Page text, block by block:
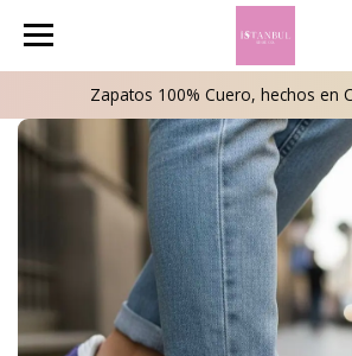
Zapatos 100% Cuero, hechos en